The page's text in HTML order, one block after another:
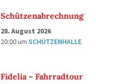
Schützenabrechnung
28. August 2026
20:00umSCHÜTZENHALLE
Fidelia – Fahrradtour